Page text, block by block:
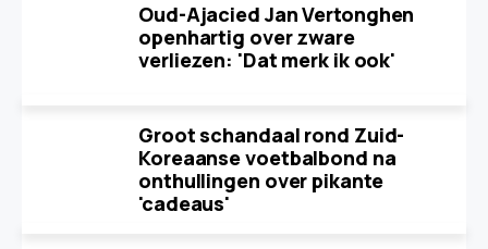
Oud-Ajacied Jan Vertonghen
openhartig over zware
verliezen: 'Dat merk ik ook'
Groot schandaal rond Zuid-
Koreaanse voetbalbond na
onthullingen over pikante
'cadeaus'